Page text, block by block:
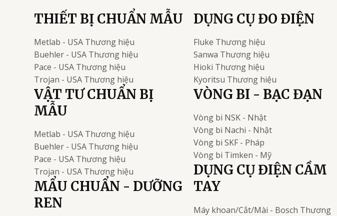
THIẾT BỊ CHUẨN MẪU
Metlab - USA Thương hiệu
Buehler - USA Thương hiệu
Pace - USA Thương hiệu
Trojan - USA Thương hiệu
VẬT TƯ CHUẨN BỊ
MẪU
Metlab - USA Thương hiệu
Buehler - USA Thương hiệu
Pace - USA Thương hiệu
Trojan - USA Thương hiệu
MẨU CHUẨN - DƯỠNG
REN
DỤNG CỤ ĐO ĐIỆN
Fluke Thương hiệu
Sanwa Thương hiệu
Hioki Thương hiệu
Kyoritsu Thương hiệu
VÒNG BI - BẠC ĐẠN
Vòng bi NSK - Nhật
Vòng bi Nachi - Nhật
Vòng bi SKF - Pháp
Vòng bi Timken - Mỹ
DỤNG CỤ ĐIỆN CẦM
TAY
Máy khoan/Cắt/Mài - Bosch Thương